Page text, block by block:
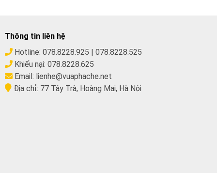
Thông tin liên hệ
Hotline: 078.8228.925 | 078.8228.525
Khiếu nại: 078.8228.625
Email: lienhe@vuaphache.net
Địa chỉ: 77 Tây Trà, Hoàng Mai, Hà Nội